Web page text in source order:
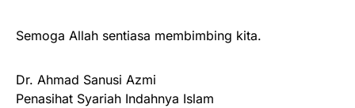
Semoga Allah sentiasa membimbing kita.
Dr. Ahmad Sanusi Azmi
Penasihat Syariah Indahnya Islam